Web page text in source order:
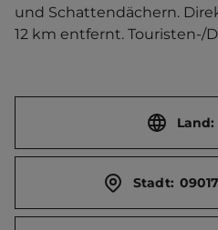
und Schattendächern.
12 km entfernt. Touristen-/
Land:
Stadt: